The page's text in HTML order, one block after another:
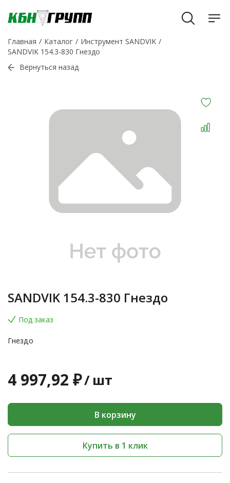
Главная Каталог
Инструмент SANDVIK
SANDVIK 154.3-830 Гнездо
Вернуться назад
SANDVIK 154.3-830 Гнездо
Под заказ
Гнездо
4 997,92 ₽/ шт
В корзину
Купить в 1 клик